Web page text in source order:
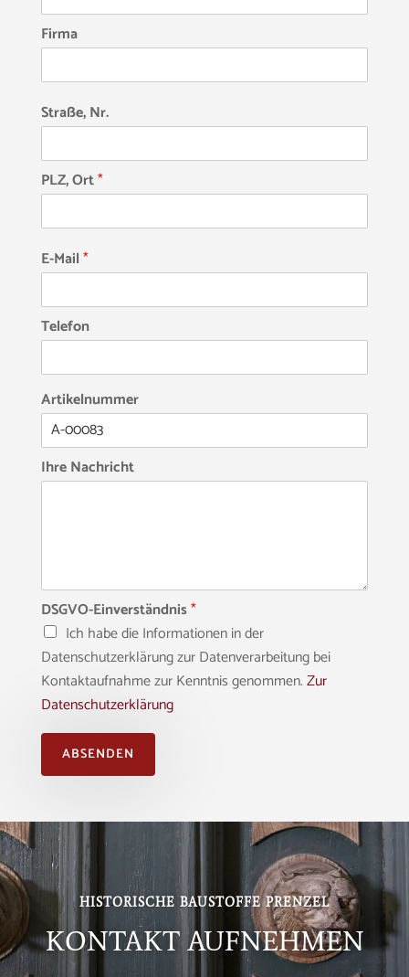
Firma
Straße, Nr.
PLZ, Ort*
E-Mail*
Telefon
Artikelnummer
Ihre Nachricht
DSGVO-Einverständnis*
Ich habe die Informationen in der
Datenschutzerklärung zur Datenverarbeitung bei
Kontaktaufnahme zur Kenntnis genommen.Zur
Datenschutzerklärung
ABSENDEN
HISTORISCHE BAUSTOFFE PRENZEL
KONTAKT AUFNEHMEN